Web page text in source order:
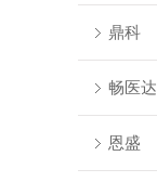
鼎科
畅医达
恩盛